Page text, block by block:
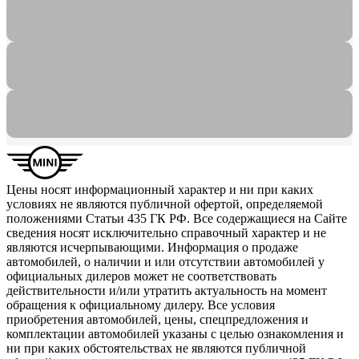
Цены носят информационный характер и ни при каких
условиях не являются публичной офертой, определяемой
положениями Статьи 435 ГК РФ. Все содержащиеся на Сайте
сведения носят исключительно справочный характер и не
являются исчерпывающими. Информация о продаже
автомобилей, о наличии и или отсутствии автомобилей у
официальных дилеров может не соответствовать
действительности и/или утратить актуальность на момент
обращения к официальному дилеру. Все условия
приобретения автомобилей, цены, спецпредложения и
комплектации автомобилей указаны с целью ознакомления и
ни при каких обстоятельствах не являются публичной